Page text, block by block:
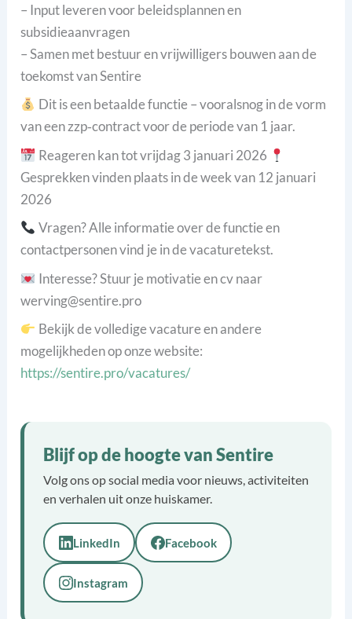
– Input leveren voor beleidsplannen en
subsidieaanvragen
– Samen met bestuur en vrijwilligers bouwen aan de
toekomst van Sentire
Dit is een betaalde functie – vooralsnog in de vorm
van een zzp‑contract voor de periode van 1 jaar.
Reageren kan tot vrijdag 3 januari 2026
Gesprekken vinden plaats in de week van 12 januari
2026
Vragen? Alle informatie over de functie en
contactpersonen vind je in de vacaturetekst.
Interesse? Stuur je motivatie en cv naar
werving@sentire.pro
Bekijk de volledige vacature en andere
mogelijkheden op onze website:
https://sentire.pro/vacatures/
Blijf op de hoogte van Sentire
Volg ons op social media voor nieuws, activiteiten
en verhalen uit onze huiskamer.
LinkedIn Facebook
Instagram